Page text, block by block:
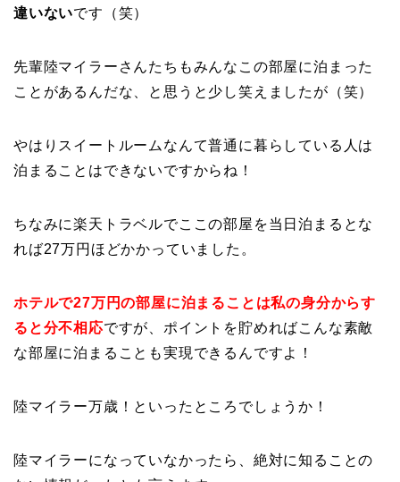
違いないです（笑）
先輩陸マイラーさんたちもみんなこの部屋に泊まった
ことがあるんだな、と思うと少し笑えましたが（笑）
やはりスイートルームなんて普通に暮らしている人は
泊まることはできないですからね！
ちなみに楽天トラベルでここの部屋を当日泊まるとな
れば27万円ほどかかっていました。
ホテルで27万円の部屋に泊まることは私の身分からす
ると分不相応ですが、ポイントを貯めればこんな素敵
な部屋に泊まることも実現できるんですよ！
陸マイラー万歳！といったところでしょうか！
陸マイラーになっていなかったら、絶対に知ることの